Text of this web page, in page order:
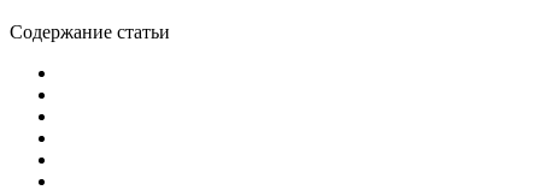
Содержание статьи